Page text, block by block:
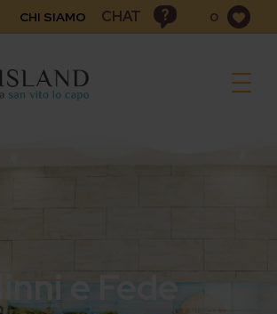
CHI SIAMO CHAT 0
Ninni e Fede